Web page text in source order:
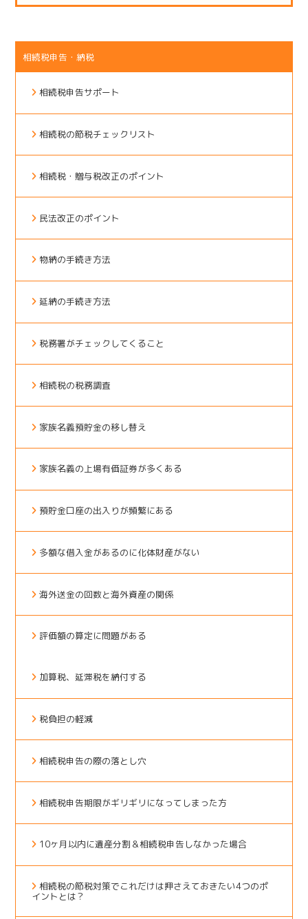
相続税申告・納税
相続税申告サポート
相続税の節税チェックリスト
相続税・贈与税改正のポイント
民法改正のポイント
物納の手続き方法
延納の手続き方法
税務署がチェックしてくること
相続税の税務調査
家族名義預貯金の移し替え
家族名義の上場有価証券が多くある
預貯金口座の出入りが頻繁にある
多額な借入金があるのに化体財産がない
海外送金の回数と海外資産の関係
評価額の算定に問題がある
加算税、延滞税を納付する
税負担の軽減
相続税申告の際の落とし穴
相続税申告期限がギリギリになってしまった方
10ヶ月以内に遺産分割＆相続税申告しなかった場合
相続税の節税対策でこれだけは押さえておきたい4つのポ
イントとは？